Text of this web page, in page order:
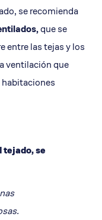
se recomienda
que se
entre las tejas y los
ventilación que
habitaciones
tejado, se